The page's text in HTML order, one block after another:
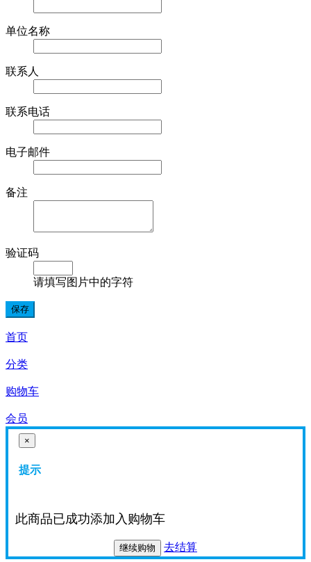
单位名称
联系人
联系电话
电子邮件
备注
验证码
请填写图片中的字符
首页
分类
购物车
会员
×
提示
此商品已成功添加入购物车
继续购物 去结算